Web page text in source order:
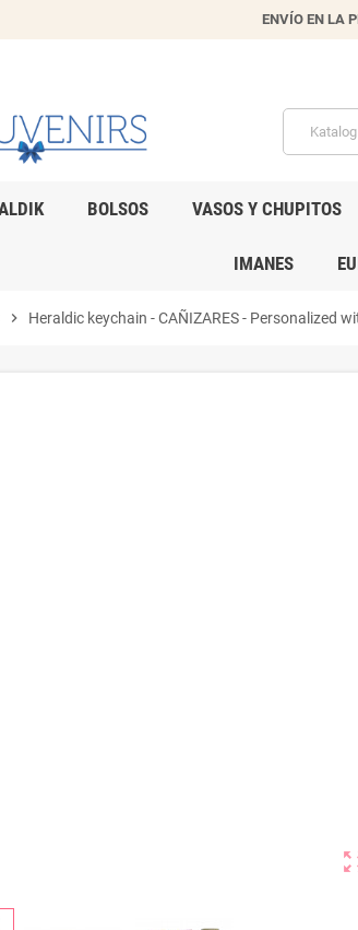
ENVÍO EN LA
BOLSOS VASOS Y CHUPITOS
IMANES
chevron_right Heraldic keychain - CAÑIZARES - Personalized